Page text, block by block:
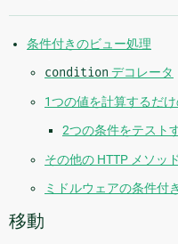
条件付きのビュー処理
condition デコレータ
1つの値を計算するだ
2つの条件をテスト
その他の HTTP メソッ
ミドルウェアの条件付
移動